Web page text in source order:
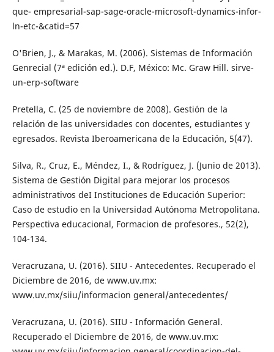
que- empresarial-sap-sage-oracle-microsoft-dynamics-infor-
ln-etc-&catid=57
O'Brien, J., & Marakas, M. (2006). Sistemas de Información
Genrecial (7ª edición ed.). D.F, México: Mc. Graw Hill. sirve-
un-erp-software
Pretella, C. (25 de noviembre de 2008). Gestión de la
relación de las universidades con docentes, estudiantes y
egresados. Revista Iberoamericana de la Educación, 5(47).
Silva, R., Cruz, E., Méndez, I., & Rodríguez, J. (Junio de 2013).
Sistema de Gestión Digital para mejorar los procesos
administrativos deI Instituciones de Educación Superior:
Caso de estudio en la Universidad Autónoma Metropolitana.
Perspectiva educacional, Formacion de profesores., 52(2),
104-134.
Veracruzana, U. (2016). SIIU - Antecedentes. Recuperado el
Diciembre de 2016, de www.uv.mx:
www.uv.mx/siiu/informacion general/antecedentes/
Veracruzana, U. (2016). SIIU - Información General.
Recuperado el Diciembre de 2016, de www.uv.mx: